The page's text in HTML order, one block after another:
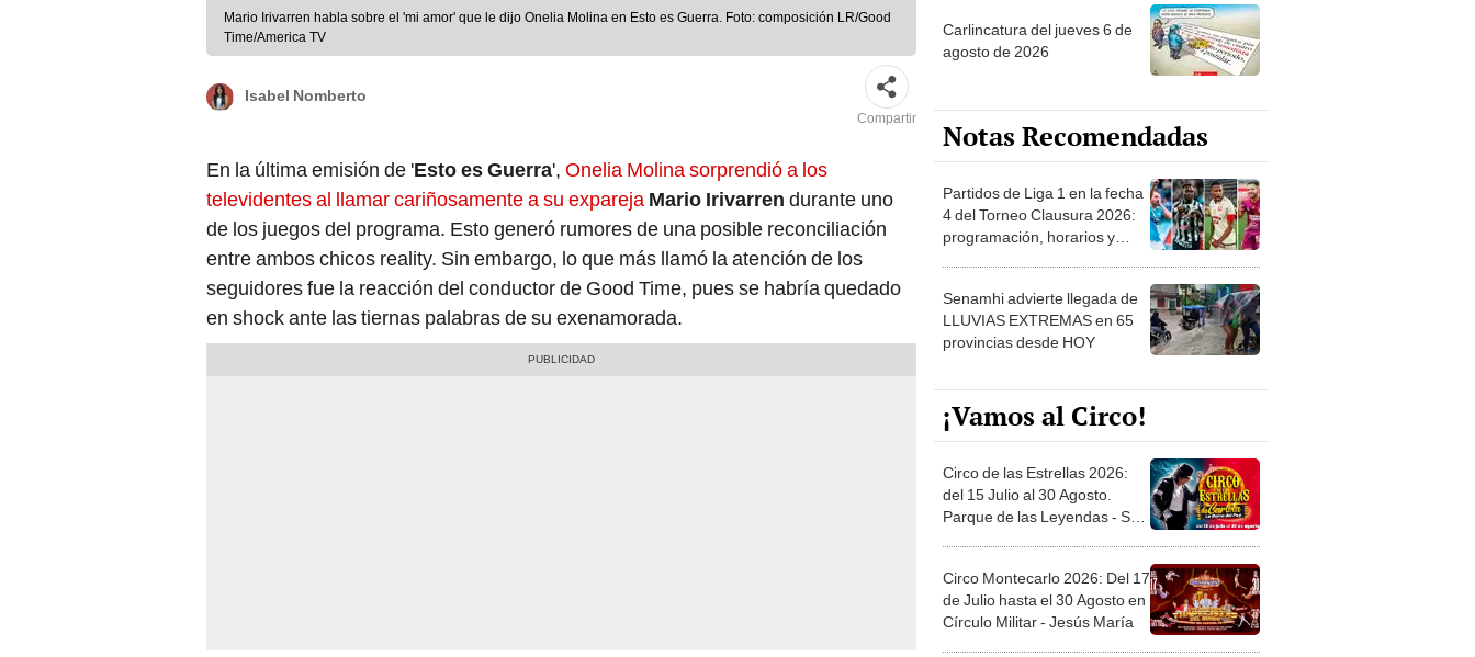
Mario Irivarren habla sobre el 'mi amor' que le dijo Onelia Molina en Esto es Guerra. Foto: composición LR/Good
Time/America TV
Isabel Nomberto
Compartir
En la última emisión de 'Esto es Guerra', Onelia Molina sorprendió a los
televidentes al llamar cariñosamente a su expareja Mario Irivarren durante uno
de los juegos del programa. Esto generó rumores de una posible reconciliación
entre ambos chicos reality. Sin embargo, lo que más llamó la atención de los
seguidores fue la reacción del conductor de Good Time, pues se habría quedado
en shock ante las tiernas palabras de su exenamorada.
Carlincatura del jueves 6 de
agosto de 2026
Notas Recomendadas
Partidos de Liga 1 en la fecha
4 del Torneo Clausura 2026:
programación, horarios y
Senamhi advierte llegada de
LLUVIAS EXTREMAS en 65
provincias desde HOY
¡Vamos al Circo!
Circo de las Estrellas 2026:
del 15 Julio al 30 Agosto.
Parque de las Leyendas - San
Circo Montecarlo 2026: Del 17
de Julio hasta el 30 Agosto en
Círculo Militar - Jesús María